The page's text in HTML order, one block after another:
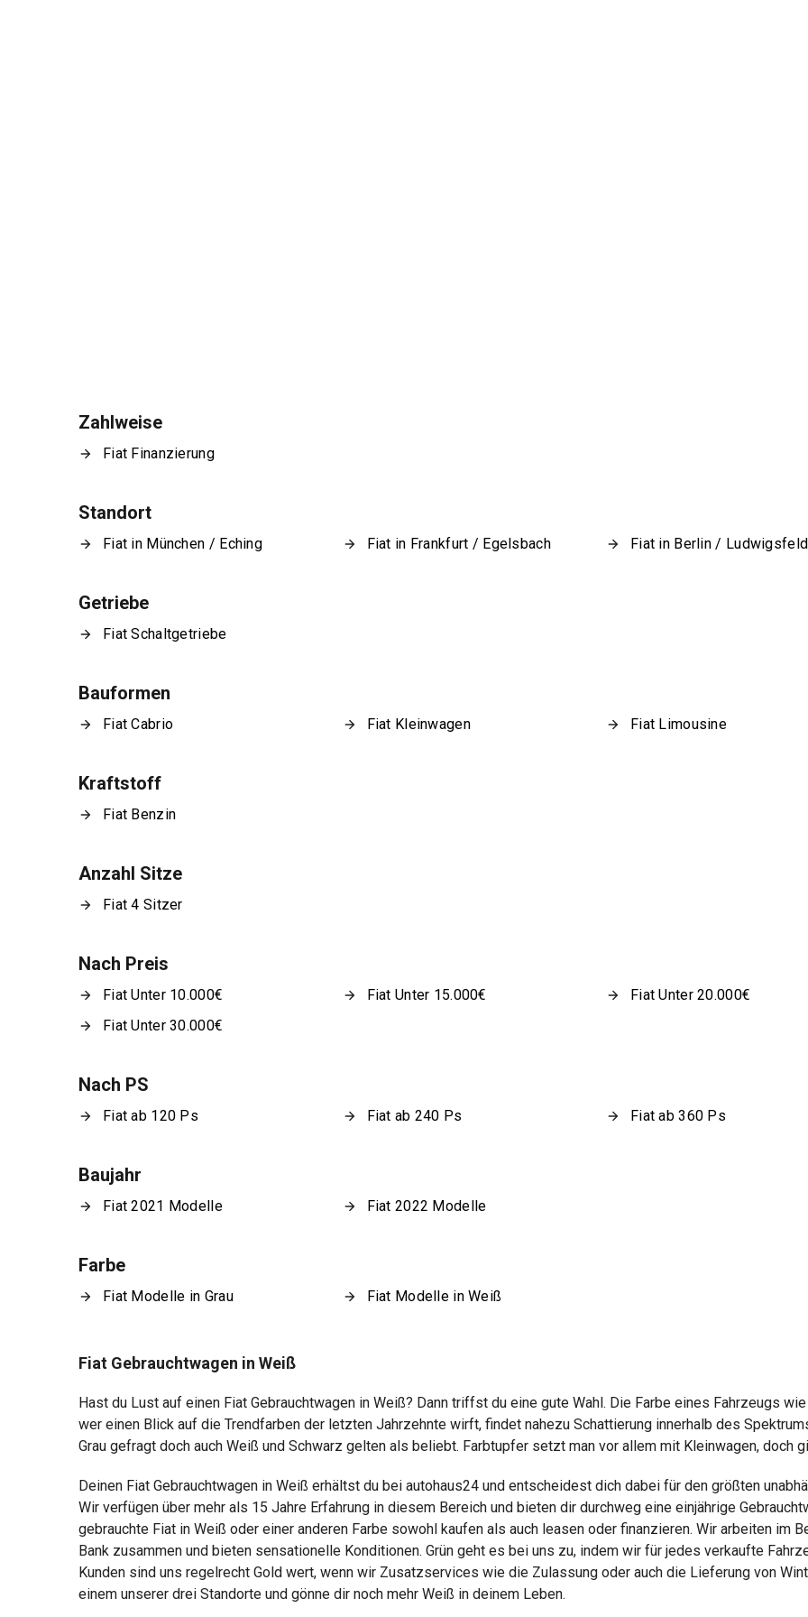
Zahlweise
Fiat Finanzierung
Standort
Fiat in München / Eching Fiat in Frankfurt / Egelsbach Fiat in Berlin /
Getriebe
Fiat Schaltgetriebe
Bauformen
Fiat Cabrio Fiat Kleinwagen Fiat Limousine
Kraftstoff
Fiat Benzin
Anzahl Sitze
Fiat 4 Sitzer
Nach Preis
Fiat Unter 10.000€ Fiat Unter 15.000€
Fiat Unter 20.000€
Fiat Unter 30.000€
Nach PS
Fiat ab 120 Ps Fiat ab 240 Ps Fiat ab 360 Ps
Baujahr
Fiat 2021 Modelle Fiat 2022 Modelle
Farbe
Fiat Modelle in Grau Fiat Modelle in Weiß
Fiat Gebrauchtwagen in Weiß
Hast du Lust auf einen Fiat Gebrauchtwagen in Weiß? Dann triffst du eine gute Wahl. Die Farbe eines Fahrzeugs
wer einen Blick auf die Trendfarben der letzten Jahrzehnte wirft, findet nahezu Schattierung innerhalb des
Grau gefragt doch auch Weiß und Schwarz gelten als beliebt. Farbtupfer setzt man vor allem mit Kleinwagen, doch
Deinen Fiat Gebrauchtwagen in Weiß erhältst du bei autohaus24 und entscheidest dich dabei für den größten
Wir verfügen über mehr als 15 Jahre Erfahrung in diesem Bereich und bieten dir durchweg eine einjährige
gebrauchte Fiat in Weiß oder einer anderen Farbe sowohl kaufen als auch leasen oder finanzieren. Wir arbeiten im
Bank zusammen und bieten sensationelle Konditionen. Grün geht es bei uns zu, indem wir für jedes verkaufte
Kunden sind uns regelrecht Gold wert, wenn wir Zusatzservices wie die Zulassung oder auch die Lieferung von
einem unserer drei Standorte und gönne dir noch mehr Weiß in deinem Leben.